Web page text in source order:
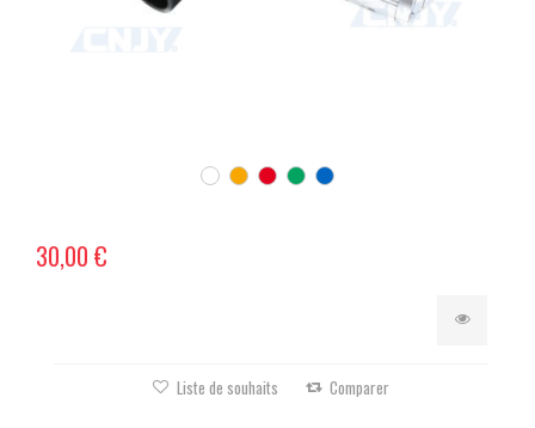
30,00 €
Liste de souhaits Comparer